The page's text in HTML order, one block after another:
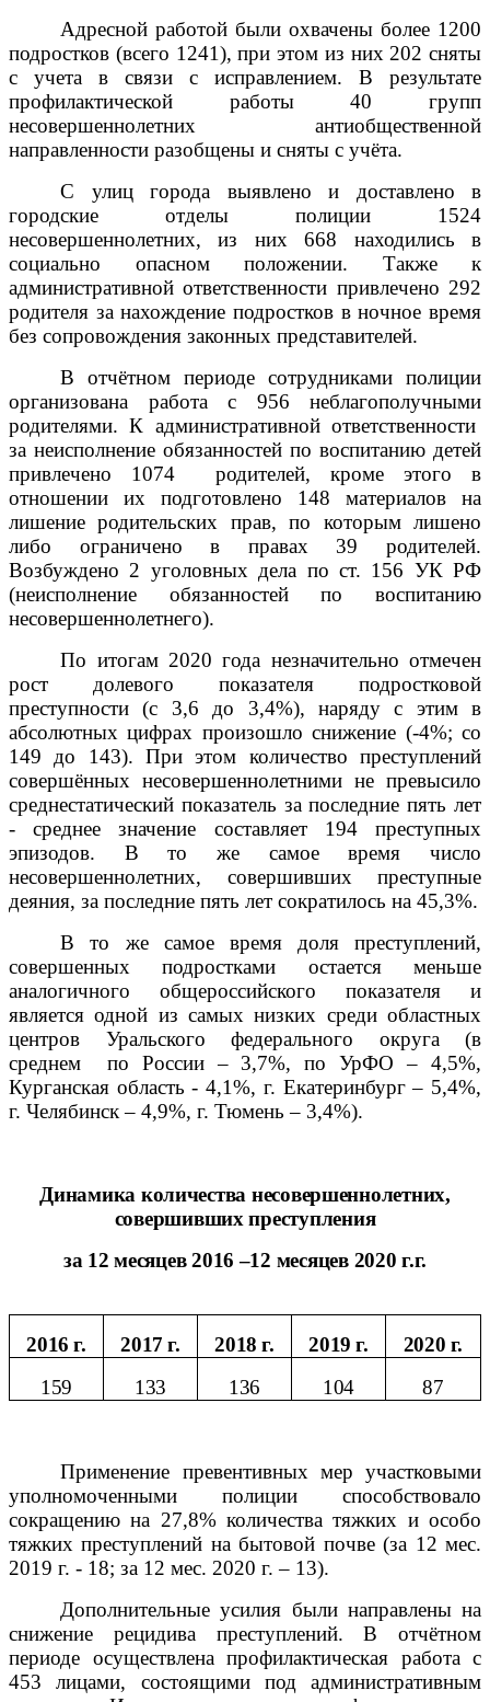
Адресной работой были охвачены более 1200
подростков (всего 1241), при этом из них 202 сняты
с учета в связи с исправлением. В результате
профилактической работы 40 групп
несовершеннолетних антиобщественной
направленности разобщены и сняты с учёта.
С улиц города выявлено и доставлено в
городские отделы полиции 1524
несовершеннолетних, из них 668 находились в
социально опасном положении. Также к
административной ответственности привлечено 292
родителя за нахождение подростков в ночное время
без сопровождения законных представителей.
В отчётном периоде сотрудниками полиции
организована работа с 956 неблагополучными
родителями. К административной ответственности
за неисполнение обязанностей по воспитанию детей
привлечено 1074
родителей, кроме этого в
отношении ихподготовлено 148 материалов на
лишение родительских прав, по которым лишено
либо ограничено в правах 39 родителей.
Возбуждено 2 уголовных дела по ст. 156 УК РФ
(неисполнение обязанностей по воспитанию
несовершеннолетнего).
По итогам 2020 года незначительно отмечен
рост долевого показателя подростковой
преступности (с 3,6 до 3,4%), наряду с этим в
абсолютных цифрах произошло снижение (-4%; со
149 до 143). При этом количество преступлений
совершённых несовершеннолетними не превысило
среднестатический показатель за последние пять лет
- среднее значение составляет 194
преступных
эпизодов. В то же самое время число
несовершеннолетних, совершивших преступные
деяния, за последние пять лет сократилось на 45,3%.
В то же самое время доля преступлений,
совершенных подростками остается меньше
аналогичного общероссийского показателя и
является одной из самых низких среди областных
центров Уральского федерального округа(в
среднем
по России – 3,7%, по УрФО – 4,5%,
Курганская область - 4,1%, г. Екатеринбург – 5,4%,
г. Челябинск – 4,9%, г. Тюмень – 3,4%).
Динамика количества несовершеннолетних,
совершивших преступления
за 12 месяцев 2016 –12 месяцев 2020 г.г.
2016 г. 2017 г. 2018 г. 2019 г.
2020 г.
159
133 136 104 87
Применение превентивных мер участковыми
уполномоченными полиции способствовало
сокращению на 27,8% количества тяжких и особо
тяжких преступлений на бытовой почве (за 12 мес.
2019 г. - 18; за 12 мес. 2020 г. – 13).
Дополнительные усилия были направлены на
снижение рецидива преступлений. В отчётном
периоде осуществлена профилактическая работа с
453 лицами, состоящими под административным